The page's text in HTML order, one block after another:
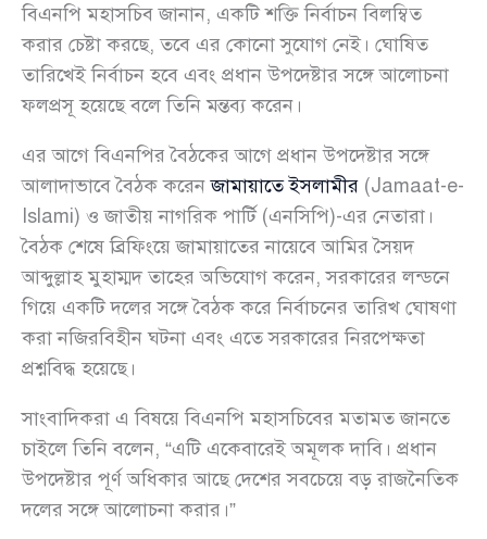
বিএনপি মহাসচিব জানান, একটি শক্তি নির্বাচন বিলম্বিত
করার চেষ্টা করছে, তবে এর কোনো সুযোগ নেই। ঘোষিত
তারিখেই নির্বাচন হবে এবং প্রধান উপদেষ্টার সঙ্গে আলোচনা
ফলপ্রসূ হয়েছে বলে তিনি মন্তব্য করেন।
এর আগে বিএনপির বৈঠকের আগে প্রধান উপদেষ্টার সঙ্গে
আলাদাভাবে বৈঠক করেনজামায়াতে ইসলামীর (Jamaat-e-
Islami) ও জাতীয় নাগরিক পার্টি (এনসিপি)-এর নেতারা।
বৈঠক শেষে ব্রিফিংয়ে জামায়াতের নায়েবে আমির সৈয়দ
আব্দুল্লাহ মুহাম্মদ তাহের অভিযোগ করেন, সরকারের লন্ডনে
গিয়ে একটি দলের সঙ্গে বৈঠক করে নির্বাচনের তারিখ ঘোষণা
করা নজিরবিহীন ঘটনা এবং এতে সরকারের নিরপেক্ষতা
প্রশ্নবিদ্ধ হয়েছে।
সাংবাদিকরা এ বিষয়ে বিএনপি মহাসচিবের মতামত জানতে
চাইলে তিনি বলেন, “এটি একেবারেই অমূলক দাবি। প্রধান
উপদেষ্টার পূর্ণ অধিকার আছে দেশের সবচেয়ে বড় রাজনৈতিক
দলের সঙ্গে আলোচনা করার।”